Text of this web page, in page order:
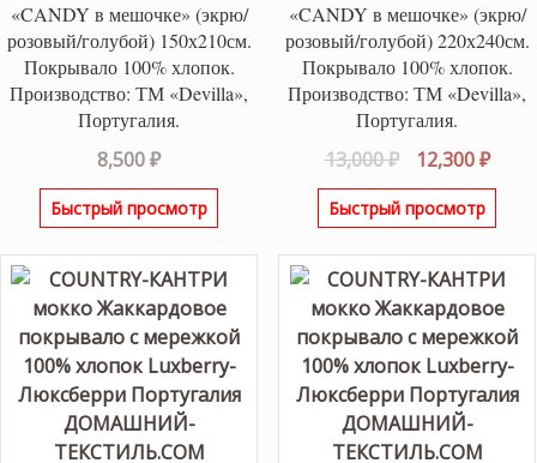
«CANDY в мешочке» (экрю/
розовый/голубой) 150х210см.
Покрывало 100% хлопок.
Производство: ТМ «Devilla»,
Португалия.
8,500₽
Быстрый просмотр
«CANDY в мешочке» (экрю/
розовый/голубой) 220х240см.
Покрывало 100% хлопок.
Производство: ТМ «Devilla»,
Португалия.
13,000₽
цена
составляла
12,300₽
Быстрый просмотр